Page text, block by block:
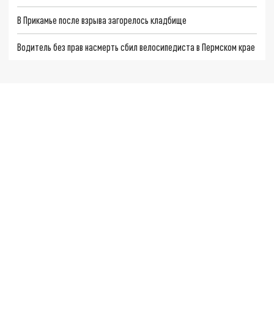
В Прикамье после взрыва загорелось кладбище
Водитель без прав насмерть сбил велосипедиста в Пермском крае